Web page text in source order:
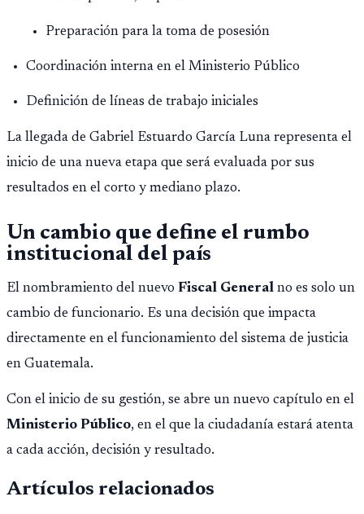
Preparación para la toma de posesión
Coordinación interna en el Ministerio Público
Definición de líneas de trabajo iniciales
La llegada de Gabriel Estuardo García Luna representa el
inicio de una nueva etapa que será evaluada por sus
resultados en el corto y mediano plazo.
Un cambio que define el rumbo
institucional del país
El nombramiento del nuevo Fiscal General no es solo un
cambio de funcionario. Es una decisión que impacta
directamente en el funcionamiento del sistema de justicia
en Guatemala.
Con el inicio de su gestión, se abre un nuevo capítulo en el
Ministerio Público, en el que la ciudadanía estará atenta
a cada acción, decisión y resultado.
Artículos relacionados